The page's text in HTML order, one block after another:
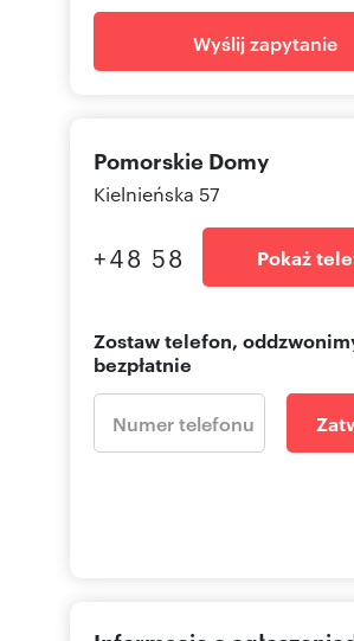
Wyślij zapytanie
Pomorskie Domy
Kielnieńska 57
+48 58 Pokaż
Zostaw telefon,
bezpłatnie